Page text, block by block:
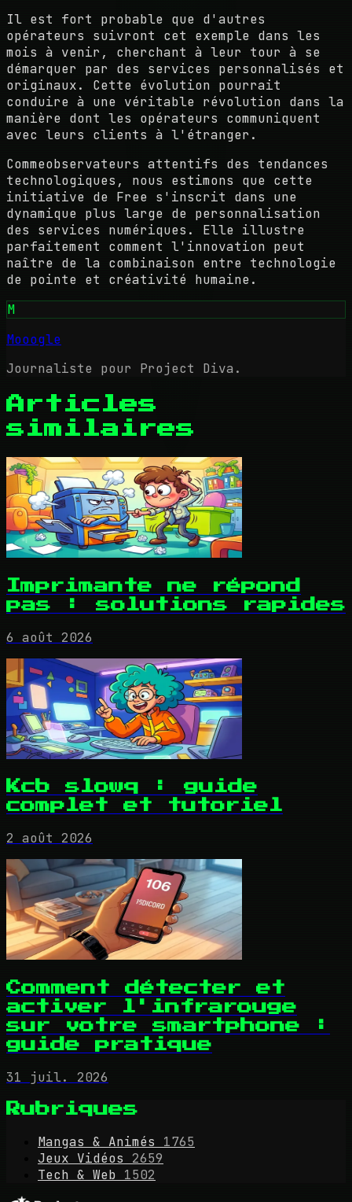
Il est fort probable que d'autres
opérateurs suivront cet exemple dans les
mois à venir, cherchant à leur tour à se
démarquer par des services personnalisés et
originaux. Cette évolution pourrait
conduire à une véritable révolution dans la
manière dont les opérateurs communiquent
avec leurs clients à l'étranger.
Commeobservateurs attentifs des tendances
technologiques, nous estimons que cette
initiative de Free s'inscrit dans une
dynamique plus large de personnalisation
des services numériques. Elle illustre
parfaitement comment l'innovation peut
naître de la combinaison entre technologie
de pointe et créativité humaine.
M
Mooogle
Journaliste pour Project Diva.
Articles
similaires
Imprimante ne répond
pas : solutions rapides
6 août 2026
Kcb slowq : guide
complet et tutoriel
2 août 2026
Comment détecter et
activer l'infrarouge
sur votre smartphone :
guide pratique
31 juil. 2026
Rubriques
Mangas & Animés
1765
Jeux Vidéos
2659
Tech & Web 1502